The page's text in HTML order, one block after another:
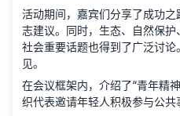
活动期间，嘉宾们分享了成功
志建议。同时，生态、自然保
社会重要话题也得到了广泛讨
见。
在会议框架内，介绍了“青年精
织代表邀请年轻人积极参与公共